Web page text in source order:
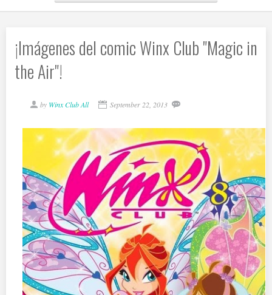
¡Imágenes del comic Winx Club "Magic in
the Air"!
by Winx Club All September 22, 2013